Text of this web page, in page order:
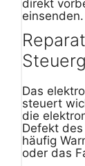
direkt
einsenden.
Das
steuert
die
Defekt
häufig
oder das